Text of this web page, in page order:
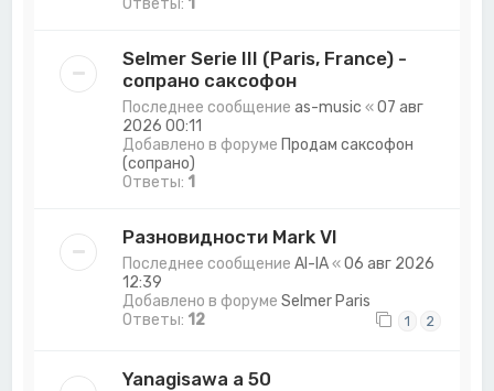
Selmer Serie III (Paris, France) -
сопрано саксофон
Последнее сообщениеas-music «07 авг
2026 00:11
Добавлено в форуме Продам саксофон
(сопрано)
Ответы: 1
Разновидности Mark VI
Последнее сообщениеAl-lA«06 авг 2026
12:39
Добавлено в форумеSelmer Paris
Ответы: 12 1 2
Yanagisawa a 50